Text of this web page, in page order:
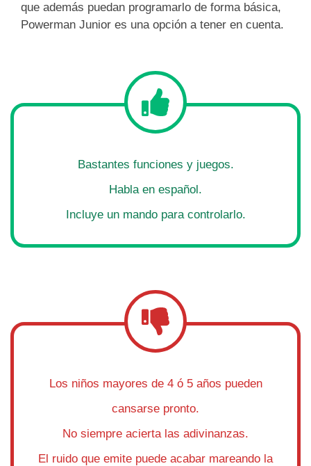
que además puedan programarlo de forma básica,
Powerman Junior es una opción a tener en cuenta.
Bastantes funciones y juegos.
Habla en español.
Incluye un mando para controlarlo.
Los niños mayores de 4 ó 5 años pueden
cansarse pronto.
No siempre acierta las adivinanzas.
El ruido que emite puede acabar mareando la